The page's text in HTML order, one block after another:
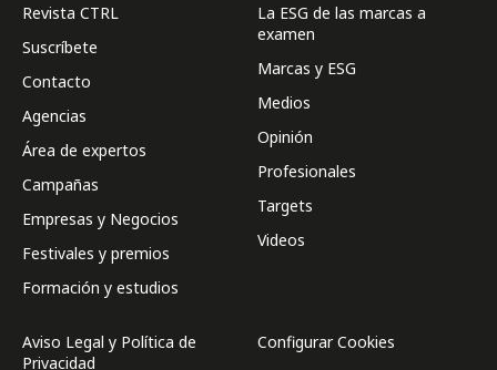
Revista CTRL
Suscríbete
Contacto
Agencias
Área de expertos
Campañas
Empresas y Negocios
Festivales y premios
Formación y estudios
La ESG de las marcas a
examen
Marcas y ESG
Medios
Opinión
Profesionales
Targets
Videos
Aviso Legal y Política de
Privacidad
Configurar Cookies